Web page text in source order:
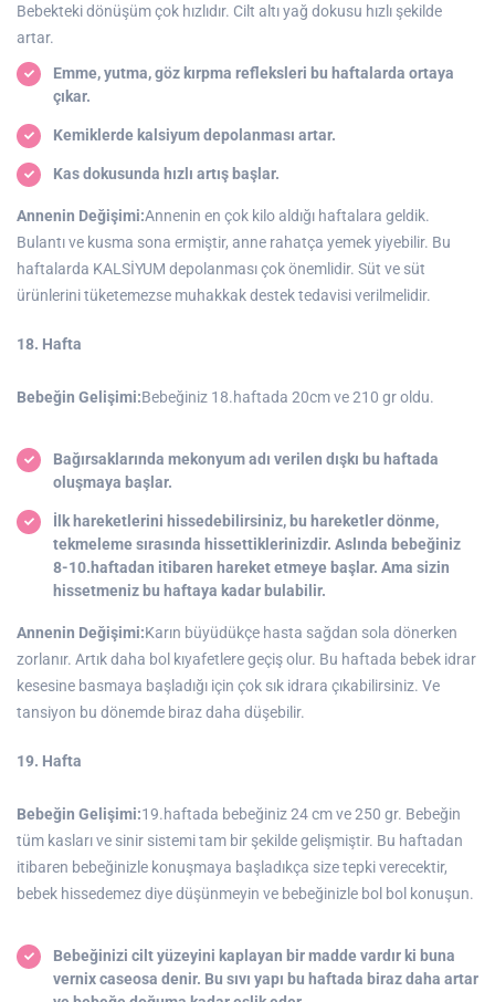
Bebekteki dönüşüm çok hızlıdır. Cilt altı yağ dokusu hızlı şekilde
artar.
Emme, yutma, göz kırpma refleksleri bu haftalarda ortaya
çıkar.
Kemiklerde kalsiyum depolanması artar.
Kas dokusunda hızlı artış başlar.
Annenin Değişimi:Annenin en çok kilo aldığı haftalara geldik.
Bulantı ve kusma sona ermiştir, anne rahatça yemek yiyebilir. Bu
haftalarda KALSİYUM depolanması çok önemlidir. Süt ve süt
ürünlerini tüketemezse muhakkak destek tedavisi verilmelidir.
18. Hafta
Bebeğin Gelişimi:Bebeğiniz 18.haftada 20cm ve 210 gr oldu.
Bağırsaklarında mekonyum adı verilen dışkı bu haftada
oluşmaya başlar.
İlk hareketlerini hissedebilirsiniz, bu hareketler dönme,
tekmeleme sırasında hissettiklerinizdir. Aslında bebeğiniz
8-10.haftadan itibaren hareket etmeye başlar. Ama sizin
hissetmeniz bu haftaya kadar bulabilir.
Annenin Değişimi:Karın büyüdükçe hasta sağdan sola dönerken
zorlanır. Artık daha bol kıyafetlere geçiş olur. Bu haftada bebek idrar
kesesine basmaya başladığı için çok sık idrara çıkabilirsiniz. Ve
tansiyon bu dönemde biraz daha düşebilir.
19. Hafta
Bebeğin Gelişimi:19.haftada bebeğiniz 24 cm ve 250 gr. Bebeğin
tüm kasları ve sinir sistemi tam bir şekilde gelişmiştir. Bu haftadan
itibaren bebeğinizle konuşmaya başladıkça size tepki verecektir,
bebek hissedemez diye düşünmeyin ve bebeğinizle bol bol konuşun.
Bebeğinizi cilt yüzeyini kaplayan bir madde vardır ki buna
vernix caseosa denir. Bu sıvı yapı bu haftada biraz daha artar